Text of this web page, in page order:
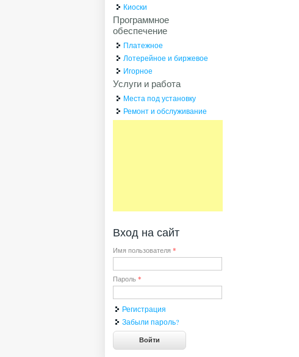
Киоски
Программное
обеспечение
Платежное
Лотерейное и биржевое
Игорное
Услуги и работа
Места под установку
Ремонт и обслуживание
Вход на сайт
Имя пользователя *
Пароль *
Регистрация
Забыли пароль?